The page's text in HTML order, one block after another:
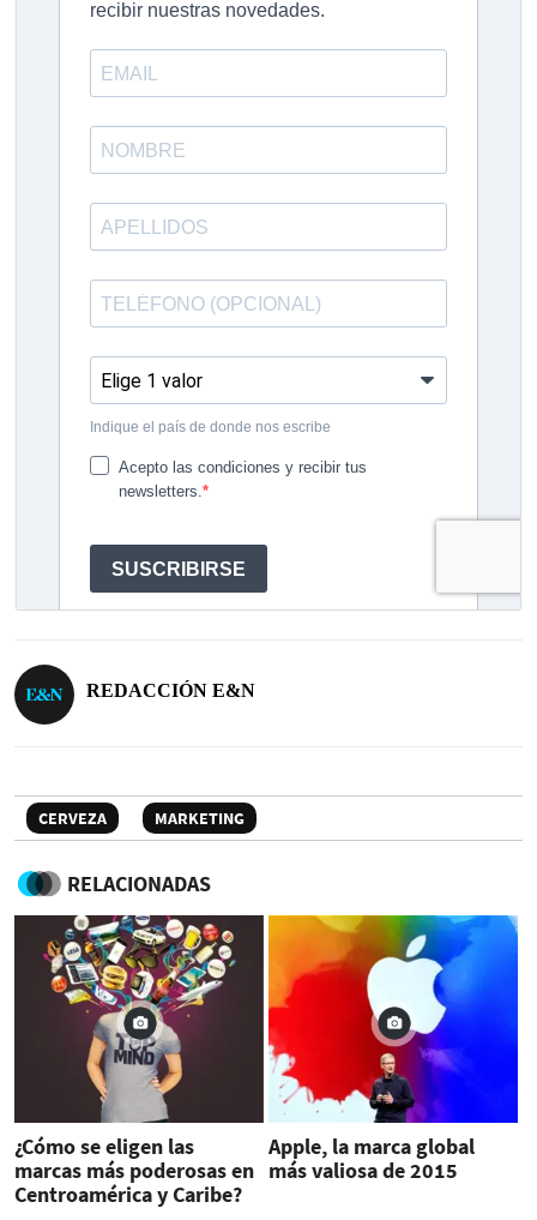
REDACCIÓN E&N
CERVEZA MARKETING
RELACIONADAS
¿Cómo se eligen las
marcas más poderosas en
Centroamérica y Caribe?
Apple, la marca global
más valiosa de 2015